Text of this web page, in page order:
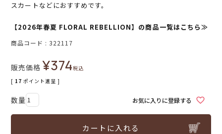
スカートなどにおすすめです。
【2026年春夏 FLORAL REBELLION】の商品一覧はこちら≫
商品コード 322117
販売価格 ¥374税込
[ 17 ポイント進呈 ]
お気に入りに登録する
カートに入れる